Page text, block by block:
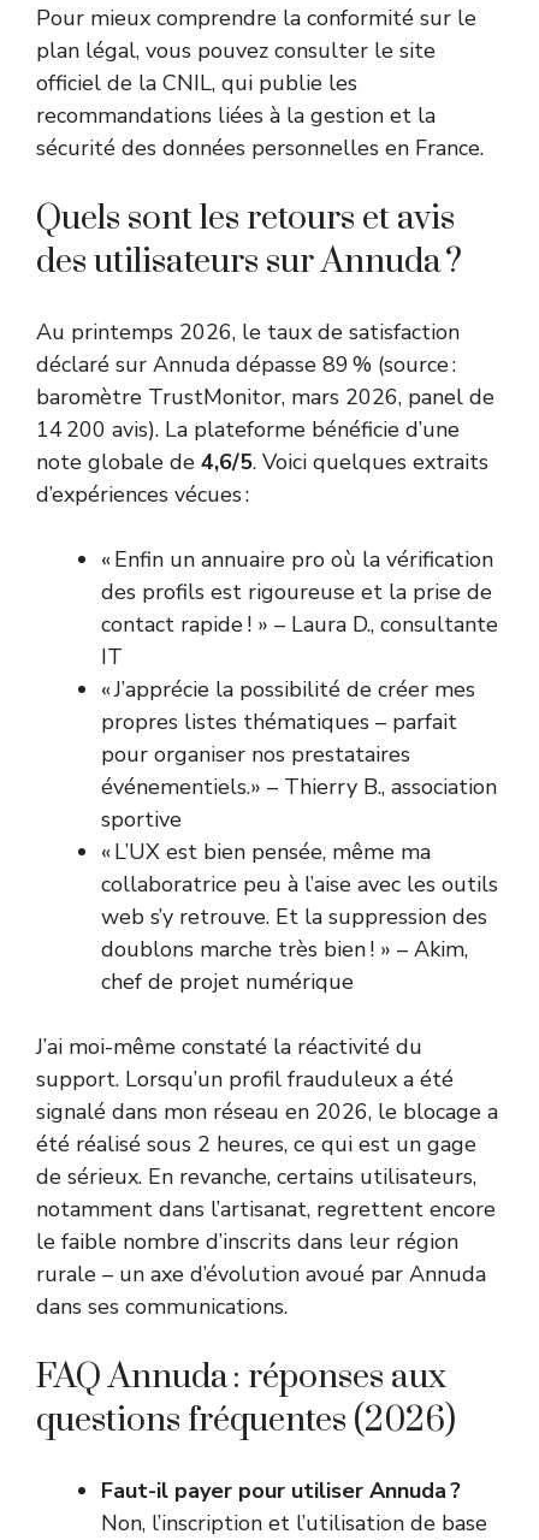
Pour mieux comprendre la conformité sur le
plan légal, vous pouvez consulter le site
officiel de la CNIL, qui publie les
recommandations liées à la gestion et la
sécurité des données personnelles en France.
Quels sont les retours et avis
des utilisateurs sur Annuda ?
Au printemps 2026, le taux de satisfaction
déclaré sur Annuda dépasse 89 % (source :
baromètre TrustMonitor, mars 2026, panel de
14 200 avis). La plateforme bénéficie d’une
note globale de 4,6/5. Voici quelques extraits
d’expériences vécues :
« Enfin un annuaire pro où la vérification
des profils est rigoureuse et la prise de
contact rapide ! » – Laura D., consultante
IT
« J’apprécie la possibilité de créer mes
propres listes thématiques – parfait
pour organiser nos prestataires
événementiels.» – Thierry B., association
sportive
« L’UX est bien pensée, même ma
collaboratrice peu à l’aise avec les outils
web s’y retrouve. Et la suppression des
doublons marche très bien ! » – Akim,
chef de projet numérique
J’ai moi-même constaté la réactivité du
support. Lorsqu’un profil frauduleux a été
signalé dans mon réseau en 2026, le blocage a
été réalisé sous 2 heures, ce qui est un gage
de sérieux. En revanche, certains utilisateurs,
notamment dans l’artisanat, regrettent encore
le faible nombre d’inscrits dans leur région
rurale – un axe d’évolution avoué par Annuda
dans ses communications.
FAQ Annuda : réponses aux
questions fréquentes (2026)
Faut-il payer pour utiliser Annuda ?
Non, l’inscription et l’utilisation de base